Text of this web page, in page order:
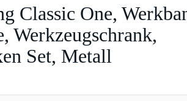
Classic One,
Werkzeugschrank,
Set, Metall